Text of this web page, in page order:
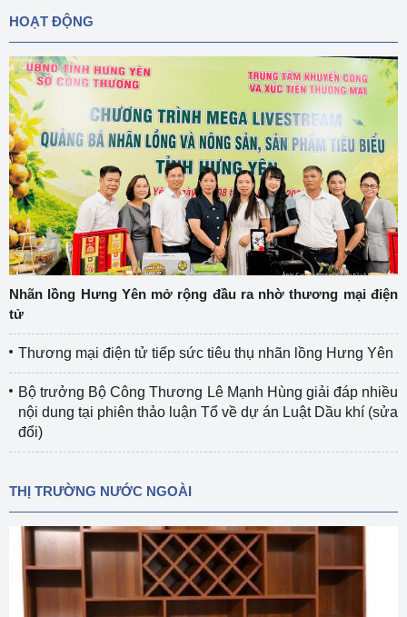
HOẠT ĐỘNG
Nhãn lồng Hưng Yên mở rộng đầu ra nhờ thương mại điện
tử
Thương mại điện tử tiếp sức tiêu thụ nhãn lồng Hưng Yên
Bộ trưởng Bộ Công Thương Lê Mạnh Hùng giải đáp nhiều
nội dung tại phiên thảo luận Tổ về dự án Luật Dầu khí (sửa
đổi)
THỊ TRƯỜNG NƯỚC NGOÀI